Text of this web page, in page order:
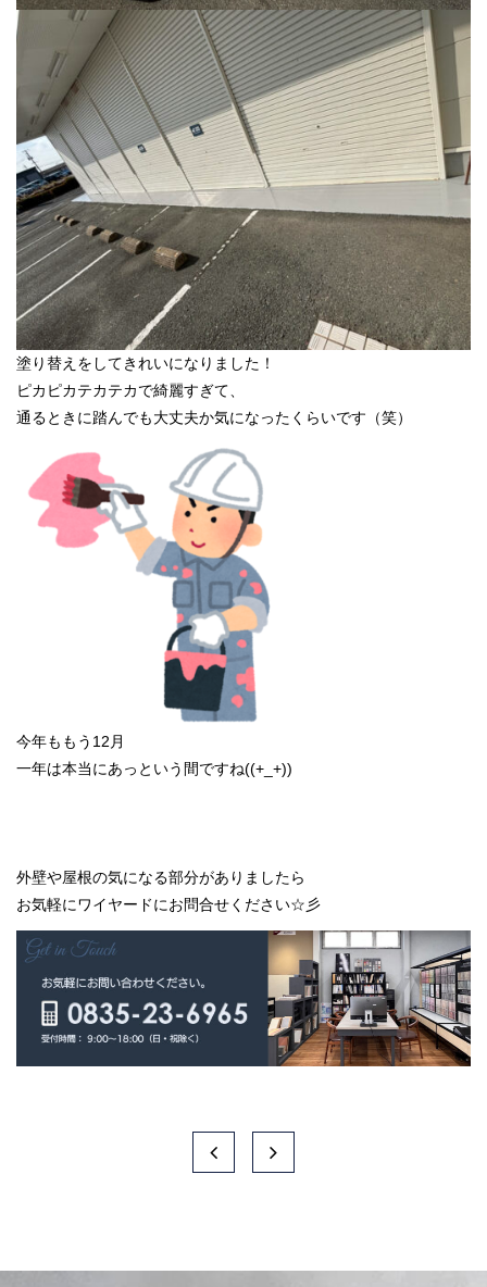
塗り替えをしてきれいになりました！
ピカピカテカテカで綺麗すぎて、
通るときに踏んでも大丈夫か気になったくらいです（笑）
今年ももう12月
一年は本当にあっという間ですね((+_+))
外壁や屋根の気になる部分がありましたら
お気軽にワイヤードにお問合せください☆彡